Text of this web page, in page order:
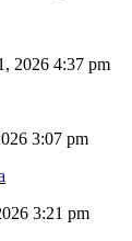
2026 4:37 pm
3:07 pm
3:21 pm